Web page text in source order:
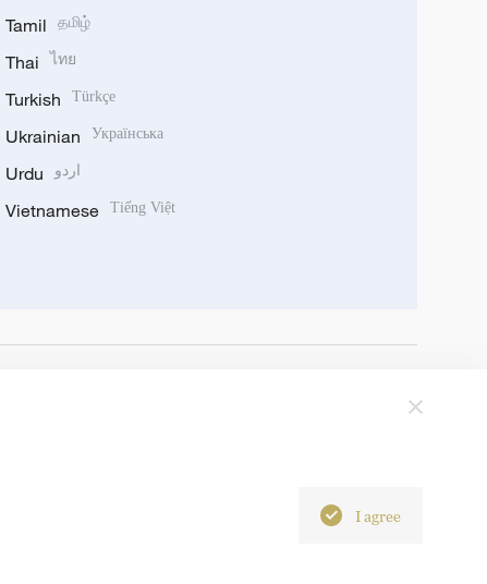
Tamil தமிழ்
Thai ไทย
Turkish Türkçe
Ukrainian Українська
Urdu اردو
Vietnamese Tiếng Việt
I agree